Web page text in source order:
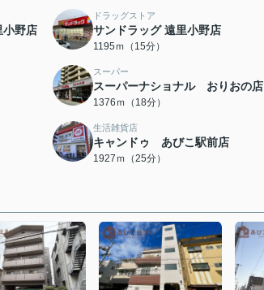
野店
ドラッグストア
サンドラッグ 遠里小野店
1195ｍ（15分）
スーパー
スーパーナショナル おりおの店
1376ｍ（18分）
生活雑貨店
キャンドゥ あびこ駅前店
1927ｍ（25分）